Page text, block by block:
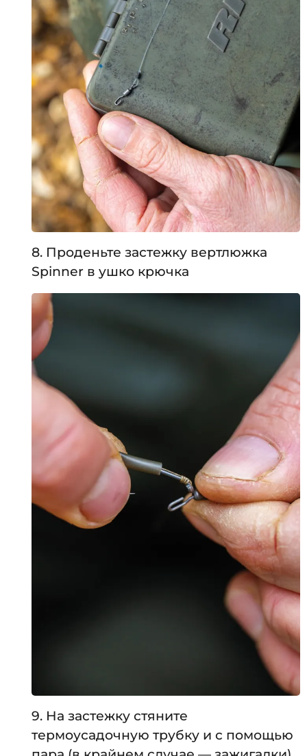
8. Проденьте застежку вертлюжка
Spinner в ушко крючка
9. На застежку стяните
термоусадочную трубку и с помощью